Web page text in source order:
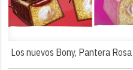
Los nuevos Bony, Pantera